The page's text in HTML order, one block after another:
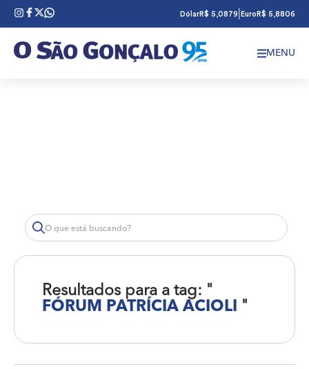
DólarR$ 5,0879 Euro R$ 5,8806
MENU
Resultados para a tag: "
FÓRUM PATRÍCIA ACIOLI "